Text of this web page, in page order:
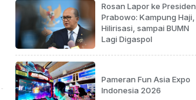
Rosan Lapor ke Presiden
Prabowo: Kampung Haji,
Hilirisasi, sampai BUMN
Lagi Digaspol
Pameran Fun Asia Expo
Indonesia 2026